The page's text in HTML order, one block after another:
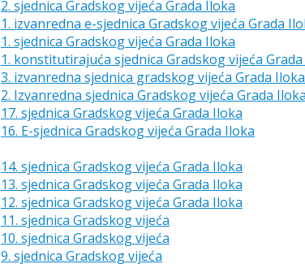
2. sjednica Gradskog vijeća Grada Iloka
1. izvanredna e-sjednica Gradskog vijeća Grada
1. sjednica Gradskog vijeća Grada Iloka
1. konstitutirajuća sjednica Gradskog vijeća
3. izvanredna sjednica gradskog vijeća Grada Iloka
2. Izvanredna sjednica Gradskog vijeća Grada Iloka
17. sjednica Gradskog vijeća Grada Iloka
16. E-sjednica Gradskog vijeća Grada Iloka
14. sjednica Gradskog vijeća Grada Iloka
13. sjednica Gradskog vijeća Grada Iloka
12. sjednica Gradskog vijeća Grada Iloka
11. sjednica Gradskog vijeća
10. sjednica Gradskog vijeća
9. sjednica Gradskog vijeća